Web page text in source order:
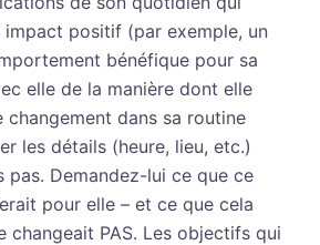
positif (par exemple, un
bénéfique pour sa
elle de la manière dont elle
dans sa routine
les détails (heure, lieu, etc.)
pas. Demandez-lui ce que ce
pour elle – et ce que cela
changeait PAS. Les objectifs qui